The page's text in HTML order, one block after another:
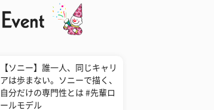
【ソニー】誰一人、同じキャリ
アは歩まない。ソニーで描く、
自分だけの専門性とは #先輩ロ
ールモデル